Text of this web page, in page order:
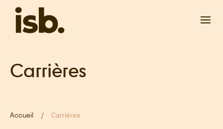
Passer au contenu principal
Carrières
Accueil Carrières